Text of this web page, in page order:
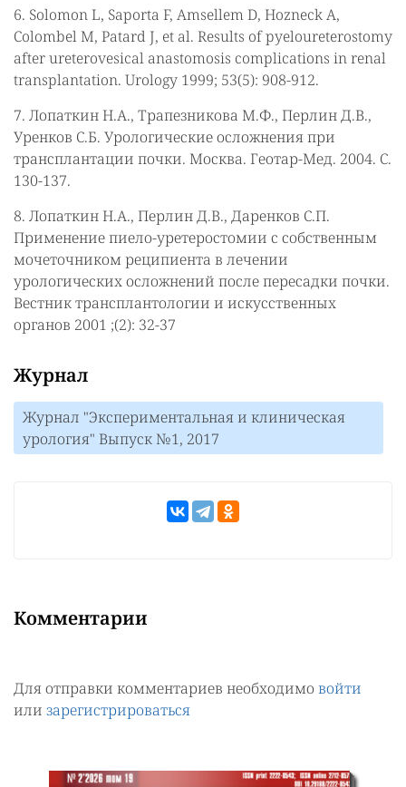
6. Solomon L, Saporta F, Amsellem D, Hozneck A,
Colombel M, Patard J, et al. Results of pyeloureterostomy
after ureterovesical anastomosis complications in renal
transplantation. Urology 1999; 53(5): 908-912.
7. Лопаткин Н.А., Трапезникова М.Ф., Перлин Д.В.,
Уренков С.Б. Урологические осложнения при
трансплантации почки. Москва. Геотар-Мед. 2004. C.
130-137.
8. Лопаткин Н.А., Перлин Д.В., Даренков С.П.
Применение пиело-уретеростомии с собственным
мочеточником реципиента в лечении
урологических осложнений после пересадки почки.
Вестник трансплантологии и искусственных
органов 2001 ;(2): 32-37
Журнал
Журнал "Экспериментальная и клиническая
урология" Выпуск №1, 2017
Комментарии
Для отправки комментариев необходимо войти
или зарегистрироваться